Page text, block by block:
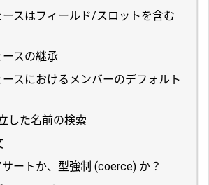
ースはフィールド/スロットを含む
スの継承
スにおけるメンバーのデフォルト
した名前の検索
ートか、型強制 (coerce) か？